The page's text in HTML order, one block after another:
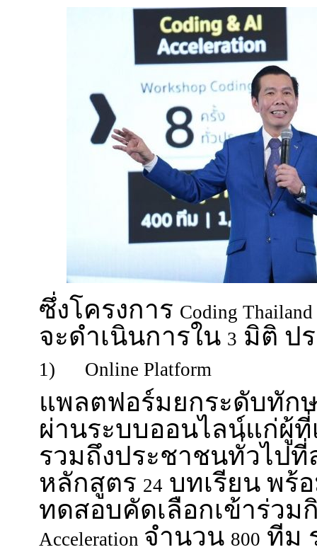
ซึ่งโครงการ Coding
จะดำเนินการใน 3 มิติ ป
1) Online Platform
แพลตฟอร์มยกระดับทัก
ผ่านระบบออนไลน์แก่ผู้ที่
รวมถึงประชาชนทั่วไป
หลักสูตร 24 บทเรียน พร้
ทดสอบคัดเลือกเข้าร่วม
Acceleration จำนวน 800 ทีม